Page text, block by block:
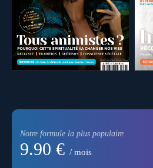
Notre formule la plus populaire
9.90 € / mois